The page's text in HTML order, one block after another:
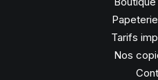
Tarifs
Nos